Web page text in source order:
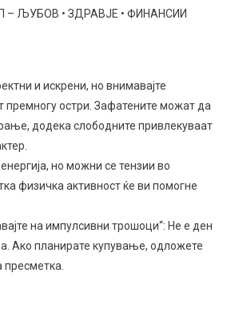
НА
ЗДРАВЈЕТО
–
ДНЕВЕН
•
ФИНАНСИИ
– ЉУБОВ • ЗДРАВЈЕ • ФИНАНСИИ
и искрени, но внимавајте
премногу остри. Зафатените можат да
додека слободните привлекуваат
но можни се тензии во
физичка активност ќе ви помогне
на импулсивни трошоци“: Не е ден
Ако планирате купување, одложете
пресметка.